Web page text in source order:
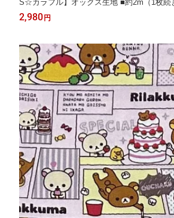
S☆カラフル】オックス生地 ■約2m（1枚続
2,980 円